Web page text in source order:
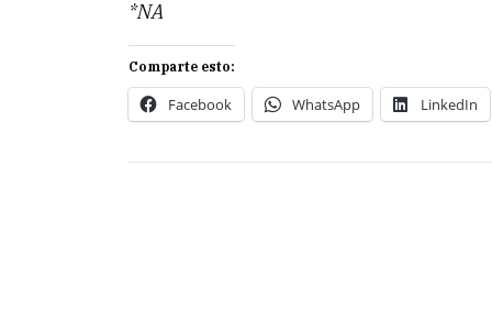
*NA
Comparte esto:
Facebook WhatsApp LinkedIn